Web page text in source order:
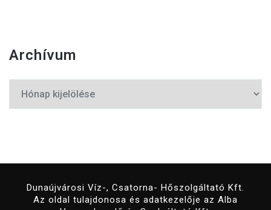
Archívum
Dunaújvárosi Víz-, Csatorna- Hőszolgáltató Kft.
Az oldal tulajdonosa és adatkezelője az Alba